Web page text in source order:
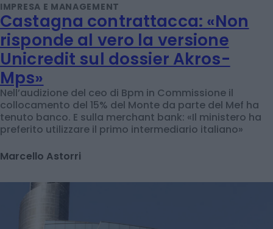
IMPRESA E MANAGEMENT
Castagna contrattacca: «Non
risponde al vero la versione
Unicredit sul dossier Akros-
Mps»
Nell’audizione del ceo di Bpm in Commissione il
collocamento del 15% del Monte da parte del Mef ha
tenuto banco. E sulla merchant bank: «Il ministero ha
preferito utilizzare il primo intermediario italiano»
Marcello Astorri